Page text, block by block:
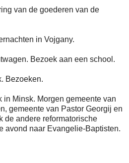
van de goederen van de
in Vojgany.
Bezoek aan een school.
Bezoeken.
in Minsk. Morgen gemeente van
gemeente van Pastor Georgij en
de andere reformatorische
avond naar Evangelie-Baptisten.